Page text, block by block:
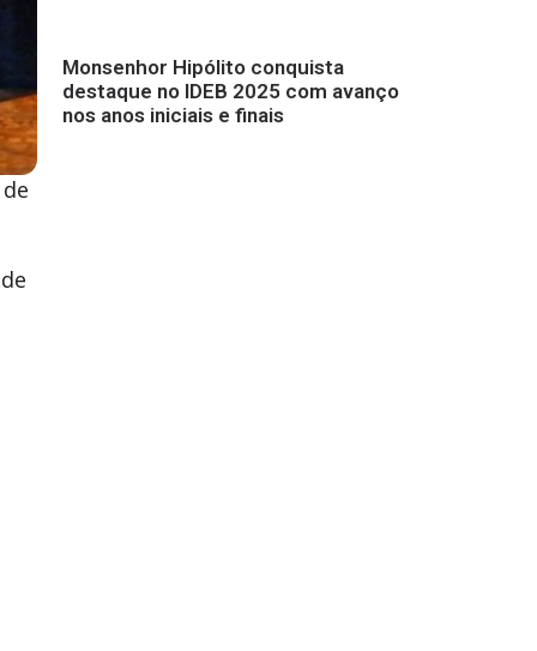
Monsenhor Hipólito conquista
destaque no IDEB 2025 com avanço
nos anos iniciais e finais